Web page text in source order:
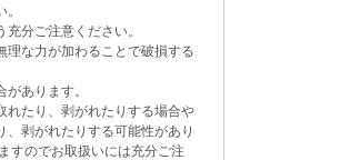
分ご注意ください。
な力が加わることで破損する
あります。
たり、剥がれたりする場合や
剥がれたりする可能性があり
のでお取扱いには充分ご注